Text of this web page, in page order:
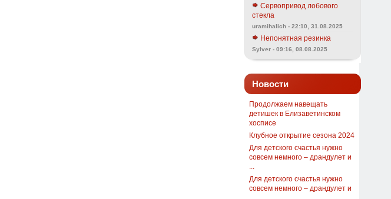
Сервопривод лобового
стекла
uramihalich - 22:10, 31.08.2025
Непонятная резинка
Sylver - 09:16, 08.08.2025
Новости
Продолжаем навещать
детишек в Елизаветинском
хосписе
Клубное открытие сезона 2024
Для детского счастья нужно
совсем немного – драндулет и
Для детского счастья нужно
совсем немного – драндулет и